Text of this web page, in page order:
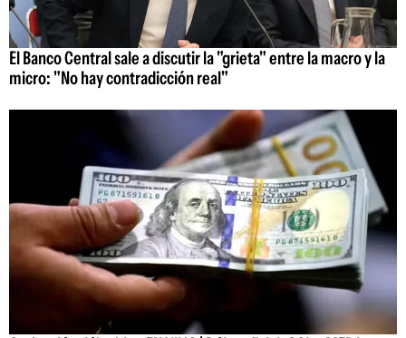
El Banco Central sale a discutir la "grieta" entre la macro y la
micro: "No hay contradicción real"